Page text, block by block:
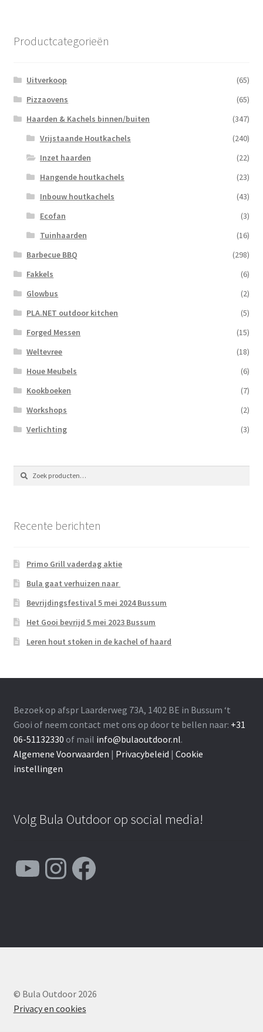
Productcategorieën
Uitverkoop
(65)
Pizzaovens
(65)
Haarden & Kachels binnen/buiten
(347)
Vrijstaande Houtkachels
(240)
Inzet haarden
(22)
Hangende houtkachels
(23)
Inbouw houtkachels
(43)
Ecofan
(3)
Tuinhaarden
(16)
Barbecue BBQ
(298)
Fakkels
(6)
Glowbus
(2)
PLA.NET outdoor kitchen
(5)
Forged Messen
(15)
Weltevree
(18)
Houe Meubels
(6)
Kookboeken
(7)
Workshops
(2)
Verlichting
(3)
Zoeken
naar:
Zoeken
Recente berichten
Primo Grill vaderdag aktie
Bula gaat verhuizen naar
Bevrijdingsfestival 5 mei 2024 Bussum
Het Gooi bevrijd 5 mei 2023 Bussum
Leren hout stoken in de kachel of haard
Bezoek op afspr Laarderweg 73A, 1402 BE in Bussum ‘t
Gooi of neem contact met ons op door te bellen naar: +31
06-51132330 of mail info@bulaoutdoor.nl.
Algemene Voorwaarden | Privacybeleid | Cookie
instellingen
Volg Bula Outdoor op social media!
YouTube Instagram Facebook
© Bula Outdoor 2026
Privacy en cookies